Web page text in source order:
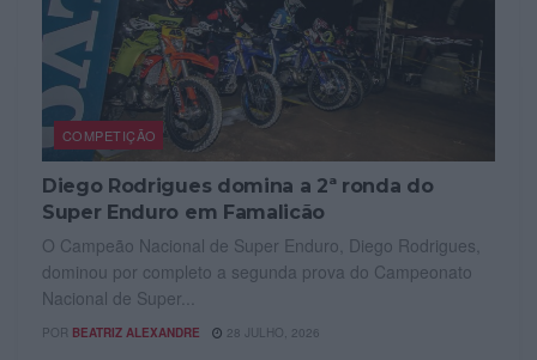
COMPETIÇÃO
Diego Rodrigues domina a 2ª ronda do
Super Enduro em Famalicão
O Campeão Nacional de Super Enduro, Diego Rodrigues,
dominou por completo a segunda prova do Campeonato
Nacional de Super...
POR BEATRIZ ALEXANDRE 28 JULHO, 2026